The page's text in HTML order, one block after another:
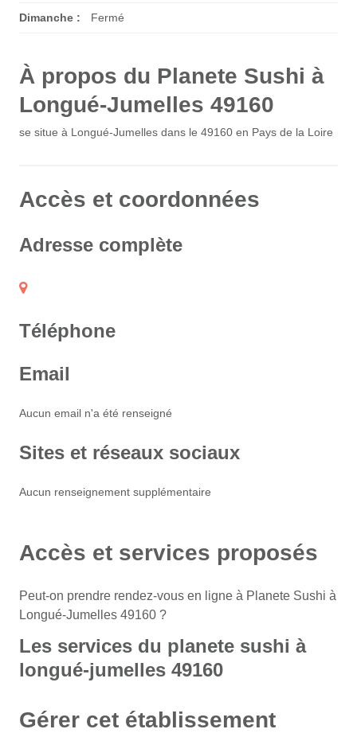
Dimanche : Fermé
À propos du Planete Sushi à
Longué-Jumelles 49160
se situe à Longué-Jumelles dans le 49160 en Pays de la Loire
Accès et coordonnées
Adresse complète
Téléphone
Email
Aucun email n'a été renseigné
Sites et réseaux sociaux
Aucun renseignement supplémentaire
Accès et services proposés
Peut-on prendre rendez-vous en ligne à Planete Sushi à
Longué-Jumelles 49160 ?
Les services du planete sushi à
longué-jumelles 49160
Gérer cet établissement